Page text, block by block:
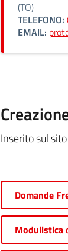
(TO)
TELEFONO:
EMAIL:
Inserito sul
Domande
Modulistica